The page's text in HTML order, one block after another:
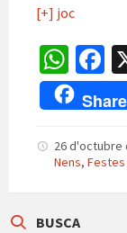
[+] joc
W
h
at
sA
p
p
b
o
o
k
Share
26 d'octubre
Nens, Festes
BUSCA